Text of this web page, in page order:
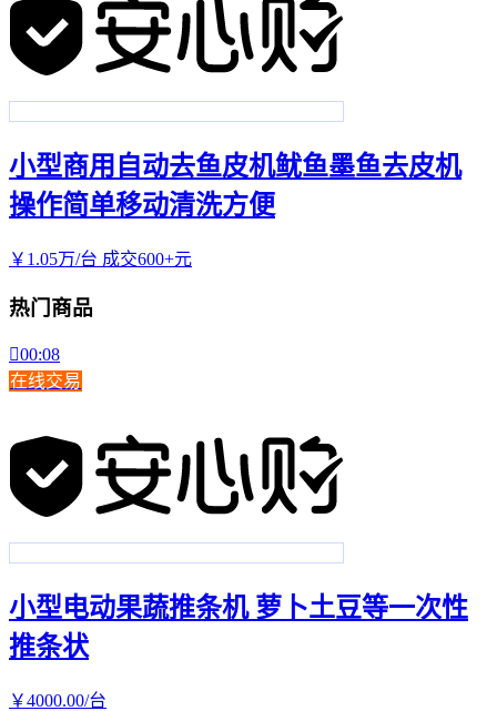
小型商用自动去鱼皮机鱿鱼墨鱼去皮机
操作简单移动清洗方便
￥ 1 .05万/台 成交600+元
热门商品
00:08
在线交易
小型电动果蔬推条机 萝卜土豆等一次性
推条状
￥4000.00/台